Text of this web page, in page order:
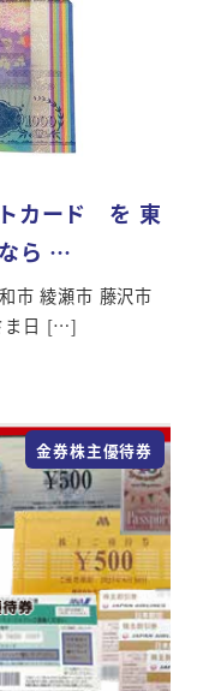
トカード を 東
ら …
市 綾瀬市 藤沢市
ま日 […]
金券株主優待券